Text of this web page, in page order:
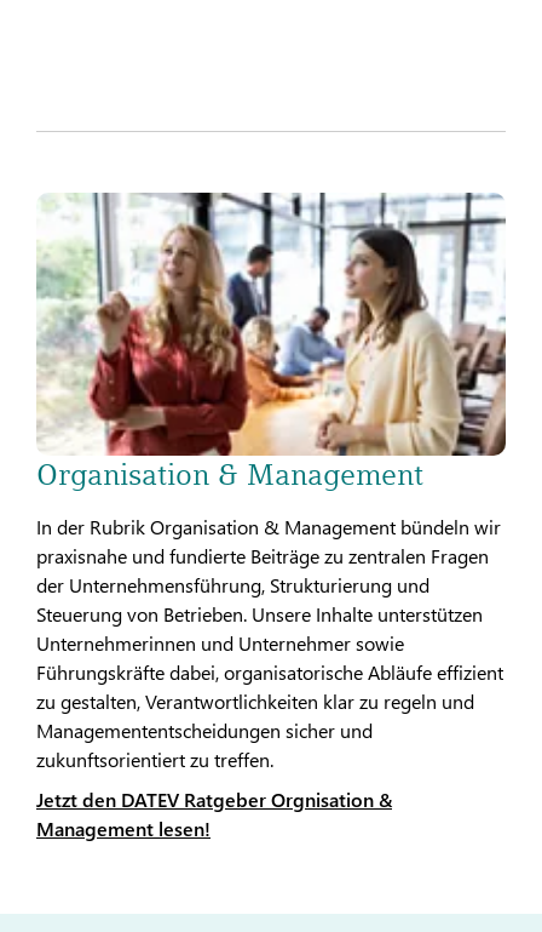
Organisation & Management
In der Rubrik Organisation & Management bündeln wir
praxisnahe und fundierte Beiträge zu zentralen Fragen
der Unternehmensführung, Strukturierung und
Steuerung von Betrieben. Unsere Inhalte unterstützen
Unternehmerinnen und Unternehmer sowie
Führungskräfte dabei, organisatorische Abläufe effizient
zu gestalten, Verantwortlichkeiten klar zu regeln und
Managemententscheidungen sicher und
zukunftsorientiert zu treffen.
Jetzt den DATEV Ratgeber Orgnisation &
Management lesen!